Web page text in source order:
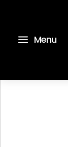
a Menu